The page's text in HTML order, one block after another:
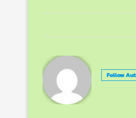
Follow